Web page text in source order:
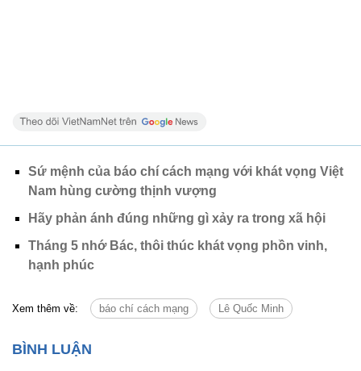
Sứ mệnh của báo chí cách mạng với khát vọng Việt
Nam hùng cường thịnh vượng
Hãy phản ánh đúng những gì xảy ra trong xã hội
Tháng 5 nhớ Bác, thôi thúc khát vọng phồn vinh,
hạnh phúc
Xem thêm về: báo chí cách mạng Lê Quốc Minh